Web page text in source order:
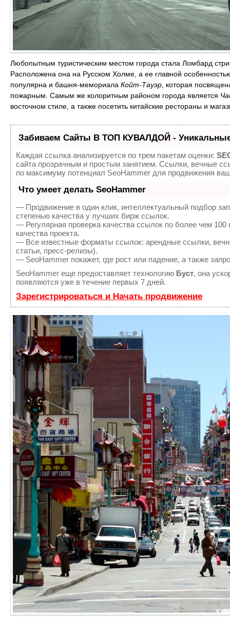
Любопытным туристическим местом города стала Ломбард
Расположена она на Русском Холме, а ее главной
популярна и башня-мемориала Койт-Тауэр , которая
пожарным. Самым же колоритным районом города является
восточном стиле, а также посетить китайские рестораны и
Забиваем Сайты В ТОП КУВАЛДОЙ - Уникальные
Каждая ссылка анализируется по трем пакетам оценки:
сайта прозрачным и простым занятием. Ссылки, вечные
по максимуму потенциал SeoHammer для продвижения
Что умеет делать SeoHammer
— Продвижение в один клик, интеллектуальный подбор
степенью качества у лучших бирж ссылок.
— Регулярная проверка качества ссылок по более чем
качества проекта.
— Все известные форматы ссылок: арендные ссылки,
статьи, пресс-релизы).
— SeoHammer покажет, где рост или падение, а также
SeoHammer еще предоставляет технологию Буст, она
появляются уже в течение первых 7 дней.
Зарегистрироваться и Начать продвижение